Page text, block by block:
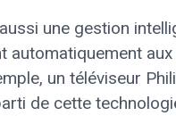
une gestion
automatiquement
un téléviseur
de cette